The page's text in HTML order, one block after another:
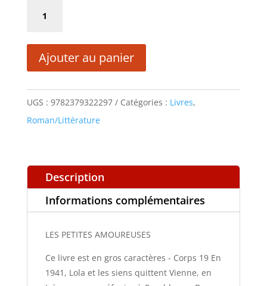
23,80 €.11,90 €.
LES
PETITES
Ajouter au panier
UGS : 9782379322297 Catégories : Livres,
Roman/Littérature
Description
Informations complémentaires
LES PETITES AMOUREUSES
Ce livre est en gros caractères - Corps 19 En
1941, Lola et les siens quittent Vienne, en